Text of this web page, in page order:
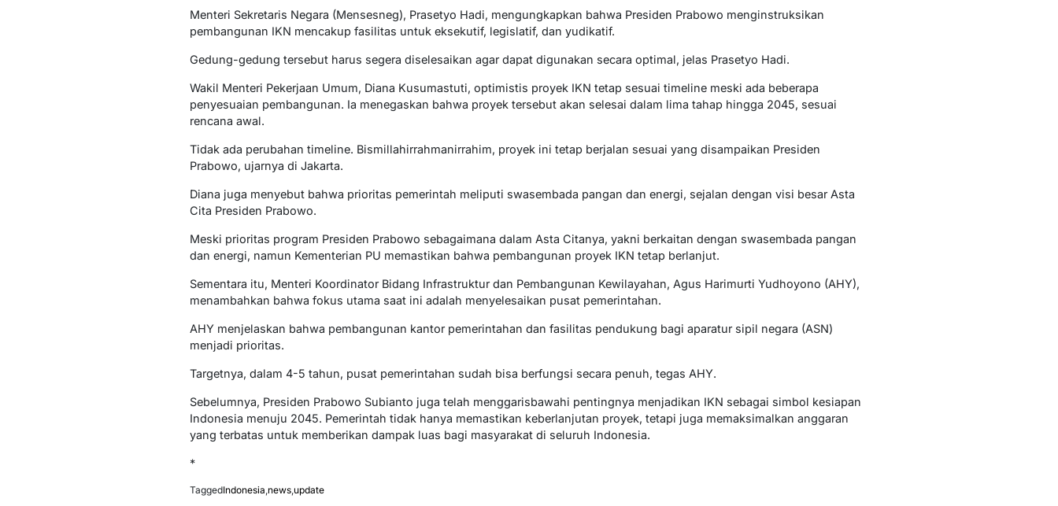
Menteri Sekretaris Negara (Mensesneg), Prasetyo Hadi, mengungkapkan bahwa Presiden Prabowo menginstruksikan
pembangunan IKN mencakup fasilitas untuk eksekutif, legislatif, dan yudikatif.
Gedung-gedung tersebut harus segera diselesaikan agar dapat digunakan secara optimal, jelas Prasetyo Hadi.
Wakil Menteri Pekerjaan Umum, Diana Kusumastuti, optimistis proyek IKN tetap sesuai timeline meski ada beberapa
penyesuaian pembangunan. Ia menegaskan bahwa proyek tersebut akan selesai dalam lima tahap hingga 2045, sesuai
rencana awal.
Tidak ada perubahan timeline. Bismillahirrahmanirrahim, proyek ini tetap berjalan sesuai yang disampaikan Presiden
Prabowo, ujarnya di Jakarta.
Diana juga menyebut bahwa prioritas pemerintah meliputi swasembada pangan dan energi, sejalan dengan visi besar Asta
Cita Presiden Prabowo.
Meski prioritas program Presiden Prabowo sebagaimana dalam Asta Citanya, yakni berkaitan dengan swasembada pangan
dan energi, namun Kementerian PU memastikan bahwa pembangunan proyek IKN tetap berlanjut.
Sementara itu, Menteri Koordinator Bidang Infrastruktur dan Pembangunan Kewilayahan, Agus Harimurti Yudhoyono (AHY),
menambahkan bahwa fokus utama saat ini adalah menyelesaikan pusat pemerintahan.
AHY menjelaskan bahwa pembangunan kantor pemerintahan dan fasilitas pendukung bagi aparatur sipil negara (ASN)
menjadi prioritas.
Targetnya, dalam 4-5 tahun, pusat pemerintahan sudah bisa berfungsi secara penuh, tegas AHY.
Sebelumnya, Presiden Prabowo Subianto juga telah menggarisbawahi pentingnya menjadikan IKN sebagai simbol kesiapan
Indonesia menuju 2045. Pemerintah tidak hanya memastikan keberlanjutan proyek, tetapi juga memaksimalkan anggaran
yang terbatas untuk memberikan dampak luas bagi masyarakat di seluruh Indonesia.
*
TaggedIndonesia,news,update